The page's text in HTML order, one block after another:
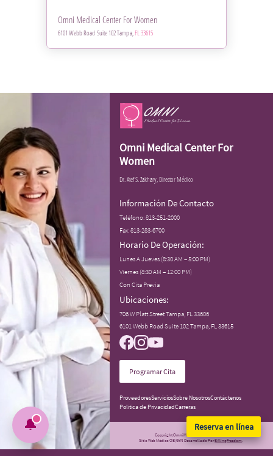
Omni Medical Center For Women
6101 Webb Road Suite 102 Tampa,FL 33615
🔔 Reserva en línea
Omni Medical Center For
Women
Dr. Atef S. Zakhary, Director Médico
Información De Contacto
Teléfono:813-251-2000
Fax: 813-283-6700
Horario De Operación:
Lunes A Jueves (8:30 AM – 5:00 PM)
Viernes (8:30 AM – 12:00 PM)
Con Cita Previa
Ubicaciones:
706 W Platt Street Tampa, FL 33606
6101 Webb Road Suite 102 Tampa, FL 33615
Programar Cita
ProveedoresServiciosSobre NosotrosContáctenos
Política de PrivacidadCarreras
Copyright OmniMedicalCenterForWomen
Sitio Web Médico OB/GYN Desarrollado PorBillingFreedom